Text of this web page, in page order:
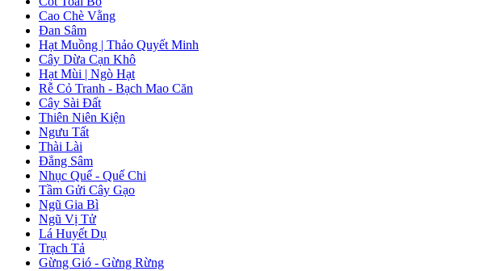
Cao Chè Vằng
Đan Sâm
Hạt Muồng | Thảo Quyết Minh
Cây Dừa Cạn Khô
Hạt Mùi | Ngò Hạt
Rễ Cỏ Tranh - Bạch Mao Căn
Cây Sài Đất
Thiên Niên Kiện
Ngưu Tất
Thài Lài
Đẳng Sâm
Nhục Quế - Quế Chi
Tầm Gửi Cây Gạo
Ngũ Gia Bì
Ngũ Vị Tử
Lá Huyết Dụ
Trạch Tả
Gừng Gió - Gừng Rừng